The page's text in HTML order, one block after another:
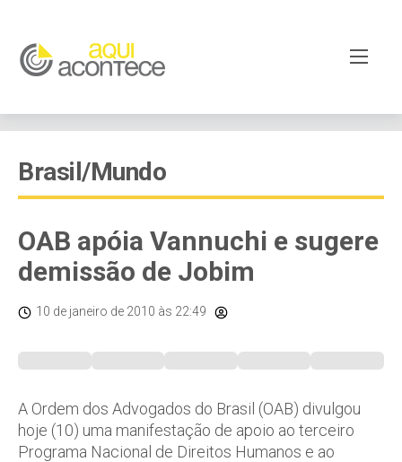
Brasil/Mundo
OAB apóia Vannuchi e sugere
demissão de Jobim
10 de janeiro de 2010 às 22:49
A Ordem dos Advogados do Brasil (OAB) divulgou
hoje (10) uma manifestação de apoio ao terceiro
Programa Nacional de Direitos Humanos e ao